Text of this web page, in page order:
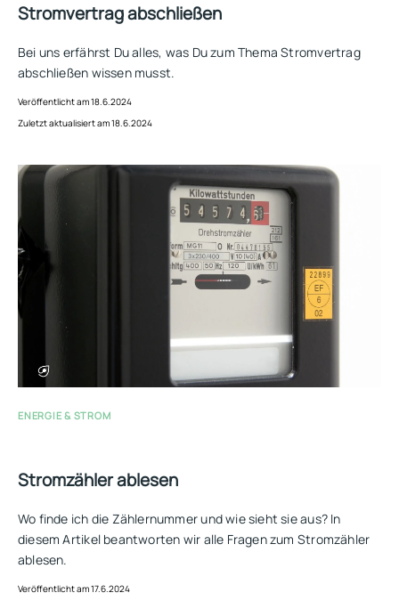
Stromvertrag abschließen
Bei uns erfährst Du alles, was Du zum Thema Stromvertrag
abschließen wissen musst.
Veröffentlicht am 18.6.2024
Zuletzt aktualisiert am 18.6.2024
ENERGIE & STROM
Stromzähler ablesen
Wo finde ich die Zählernummer und wie sieht sie aus? In
diesem Artikel beantworten wir alle Fragen zum Stromzähler
ablesen.
Veröffentlicht am 17.6.2024